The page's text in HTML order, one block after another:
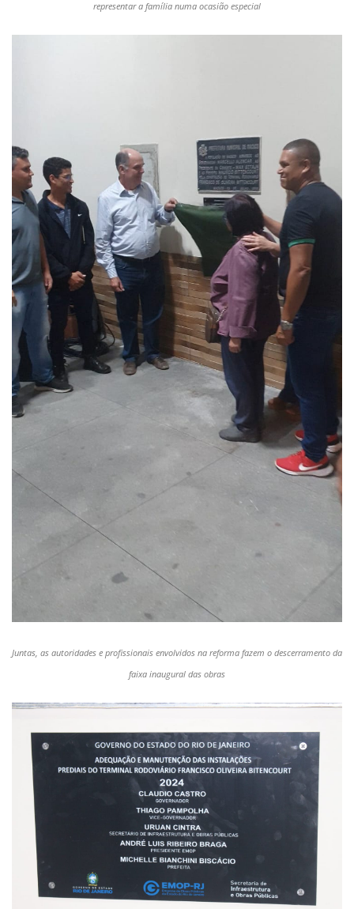
representar a família numa ocasião especial
Juntas, as autoridades e profissionais envolvidos na reforma fazem o descerramento da
faixa inaugural das obras